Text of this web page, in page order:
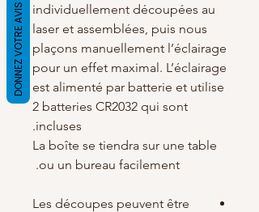
individuellement découpées au
laser et assemblées, puis nous
plaçons manuellement l’éclairage
pour un effet maximal. L’éclairage
est alimenté par batterie et utilise
2 batteries CR2032 qui sont
incluses.
La boîte se tiendra sur une table
ou un bureau facilement.
Les découpes peuvent être
DONNEZ VOTRE AVIS